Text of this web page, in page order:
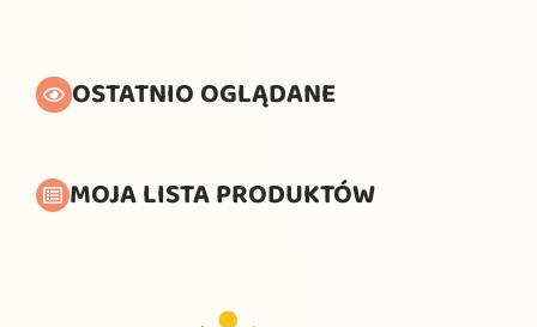
OSTATNIO OGLĄDANE
MOJA LISTA PRODUKTÓW